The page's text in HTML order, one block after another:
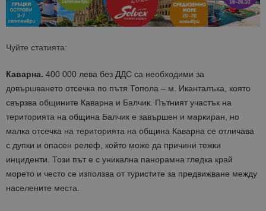
Чуйте статията:
Каварна. 400 000 лева без ДДС са необходими за
довършването отсечка по пътя Топола – м. Иканталъка, която
свързва общините Каварна и Балчик. Пътният участък на
територията на община Балчик е завършен и маркиран, но
малка отсечка на територията на община Каварна се отличава
с дупки и опасен релеф, който може да причини тежки
инциденти. Този път е с уникална панорамна гледка край
морето и често се използва от туристите за предвижване между
населените места.